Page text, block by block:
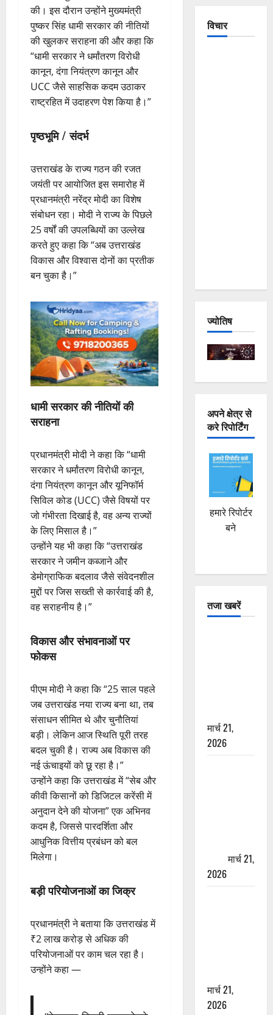
की। इस दौरान उन्होंने मुख्यमंत्री
पुष्कर सिंह धामी सरकार की नीतियों
की खुलकर सराहना की और कहा कि
“धामी सरकार ने धर्मांतरण विरोधी
कानून, दंगा नियंत्रण कानून और
UCC जैसे साहसिक कदम उठाकर
राष्ट्रहित में उदाहरण पेश किया है।”
पृष्ठभूमि / संदर्भ
उत्तराखंड के राज्य गठन की रजत
जयंती पर आयोजित इस समारोह में
प्रधानमंत्री नरेंद्र मोदी का विशेष
संबोधन रहा। मोदी ने राज्य के पिछले
25 वर्षों की उपलब्धियों का उल्लेख
करते हुए कहा कि “अब उत्तराखंड
विकास और विश्वास दोनों का प्रतीक
बन चुका है।”
धामी सरकार की नीतियों की
सराहना
प्रधानमंत्री मोदी ने कहा कि “धामी
सरकार ने धर्मांतरण विरोधी कानून,
दंगा नियंत्रण कानून और यूनिफॉर्म
सिविल कोड (UCC) जैसे विषयों पर
जो गंभीरता दिखाई है, वह अन्य राज्यों
के लिए मिसाल है।”
उन्होंने यह भी कहा कि “उत्तराखंड
सरकार ने जमीन कब्जाने और
डेमोग्राफिक बदलाव जैसे संवेदनशील
मुद्दों पर जिस सख्ती से कार्रवाई की है,
वह सराहनीय है।”
विकास और संभावनाओं पर
फोकस
पीएम मोदी ने कहा कि “25 साल पहले
जब उत्तराखंड नया राज्य बना था, तब
संसाधन सीमित थे और चुनौतियां
बड़ी। लेकिन आज स्थिति पूरी तरह
बदल चुकी है। राज्य अब विकास की
नई ऊंचाइयों को छू रहा है।”
उन्होंने कहा कि उत्तराखंड में “सेब और
कीवी किसानों को डिजिटल करेंसी में
अनुदान देने की योजना” एक अभिनव
कदम है, जिससे पारदर्शिता और
आधुनिक वित्तीय प्रबंधन को बल
मिलेगा।
बड़ी परियोजनाओं का जिक्र
प्रधानमंत्री ने बताया कि उत्तराखंड में
₹2 लाख करोड़ से अधिक की
परियोजनाओं पर काम चल रहा है।
उन्होंने कहा —
विचार
ज्योतिष
अपने क्षेत्र से
करे रिपोर्टिंग
हमारे रिपोर्टर
बने
तजा खबरें
मार्च 21,
2026
मार्च 21,
2026
मार्च 21,
2026